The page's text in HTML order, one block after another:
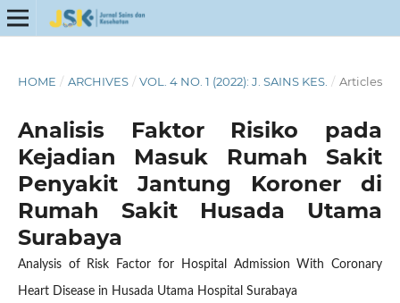
HOME / ARCHIVES / VOL. 4 NO. 1 (2022): J. SAINS KES. / Articles
Analisis Faktor Risiko pada
Kejadian Masuk Rumah Sakit
Penyakit Jantung Koroner di
Rumah Sakit Husada Utama
Surabaya
Analysis of Risk Factor for Hospital Admission With Coronary
Heart Disease in Husada Utama Hospital Surabaya